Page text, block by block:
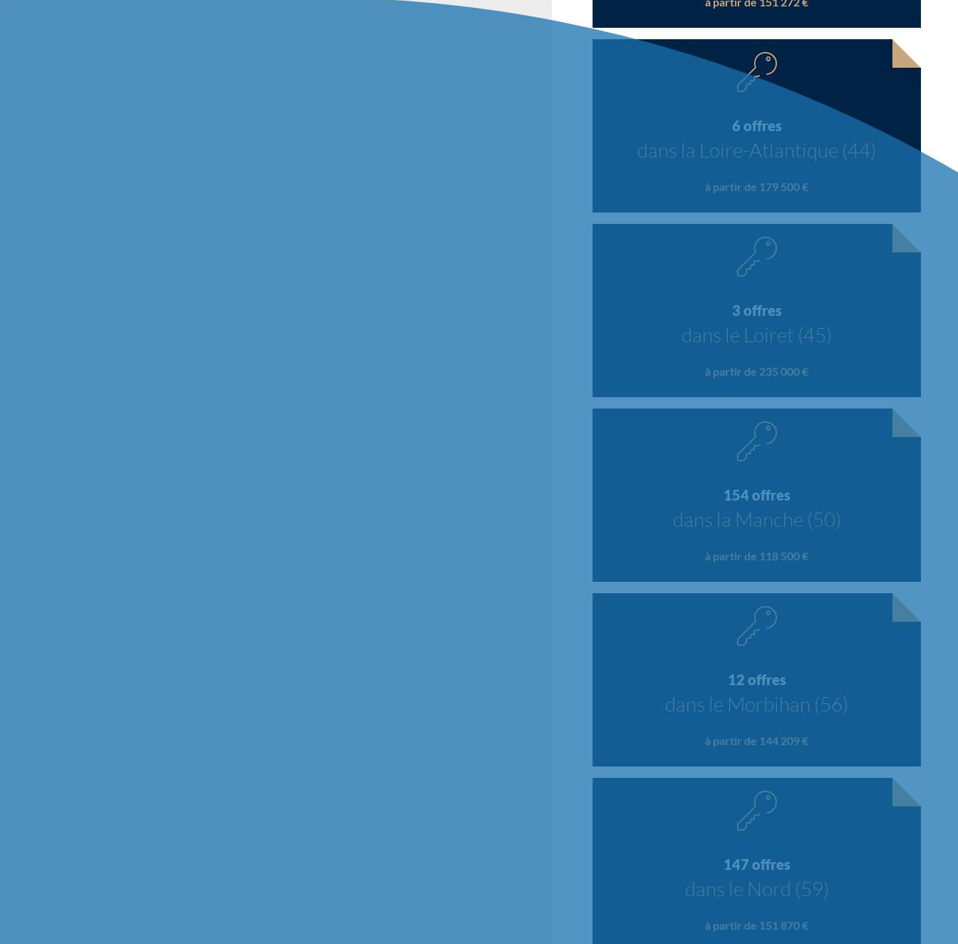
6 offres
dans la Loire-Atlantique (44)
à partir de 179 500 €
3 offres
dans le Loiret (45)
à partir de 235 000 €
154 offres
dans la Manche (50)
à partir de 118 500 €
12 offres
dans le Morbihan (56)
à partir de 144 209 €
147 offres
dans le Nord (59)
à partir de 151 870 €